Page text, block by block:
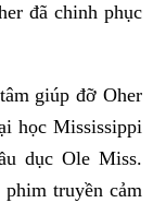
đã chinh phục
giúp đỡ Oher
học Mississippi
dục Ole Miss.
truyền cảm